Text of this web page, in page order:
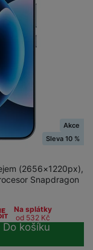
Akce
Sleva 10 %
(2656×1220px),
Snapdragon
Na splátky
od 532 Kč
Do košíku